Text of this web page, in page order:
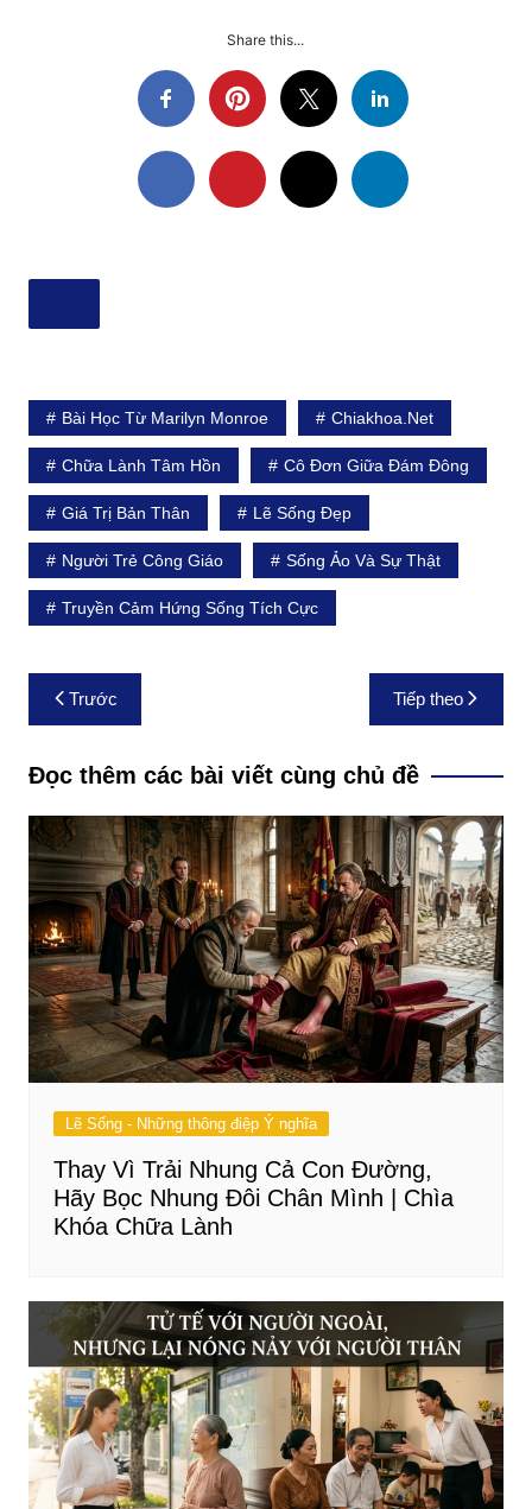
Share this...
Bài Học Từ Marilyn Monroe Chiakhoa.net
Chữa Lành Tâm Hồn Cô Đơn Giữa Đám Đông
Giá Trị Bản Thân Lẽ Sống Đẹp
Người Trẻ Công Giáo Sống Ảo Và Sự Thật
Truyền Cảm Hứng Sống Tích Cực
Điều
hướng
bài
viết
Trước Tiếp theo
Đọc thêm các bài viết cùng chủ đề
Lẽ Sống - Những thông điệp Ý nghĩa
Thay Vì Trải Nhung Cả Con Đường,
Hãy Bọc Nhung Đôi Chân Mình | Chìa
Khóa Chữa Lành